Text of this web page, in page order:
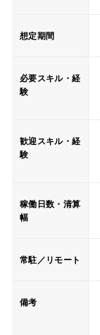
想定期間
必要スキル・経
験
歓迎スキル・経
験
稼働日数・清算
幅
常駐／リモート
備考